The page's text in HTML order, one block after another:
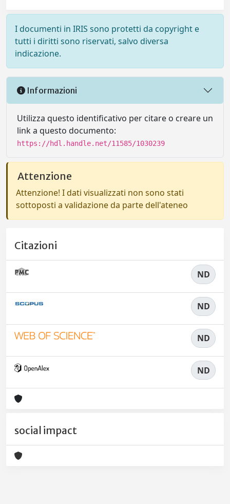
I documenti in IRIS sono protetti da copyright e
tutti i diritti sono riservati, salvo diversa
indicazione.
Informazioni
Utilizza questo identificativo per citare o creare un
link a questo documento:
https://hdl.handle.net/11585/1030239
Attenzione
Attenzione! I dati visualizzati non sono stati
sottoposti a validazione da parte dell'ateneo
Citazioni
ND
ND
ND
ND
social impact